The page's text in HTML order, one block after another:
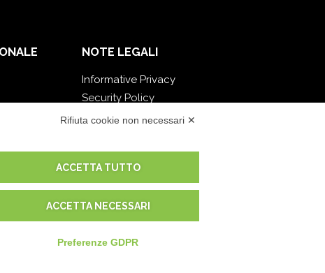
NOTE LEGALI
Informative Privacy
Security Policy
Documentazione contrattuale e GDPR
Condizioni di vendita
Condizioni del servizio di supporto
Impostazioni cookie
Rifiuta cookie non necessari ✕
ACCETTA TUTTO
ACCETTA NECESSARI
Preferenze GDPR